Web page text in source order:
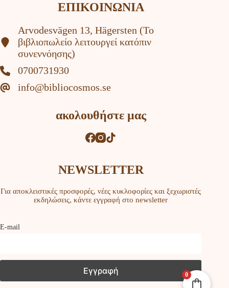
ΕΠΙΚΟΙΝΩΝΙΑ
Arvodesvägen 13, Hägersten (To
βιβλιοπωλείο λειτουργεί κατόπιν
συνεννόησης)
0700731930
info@bibliocosmos.se
ακολουθήστε μας
NEWSLETTER
Για αποκλειστικές προσφορές, νέες κυκλοφορίες και ξεχωριστές
εκδηλώσεις, κάντε εγγραφή στο newsletter
Ε-mail
0